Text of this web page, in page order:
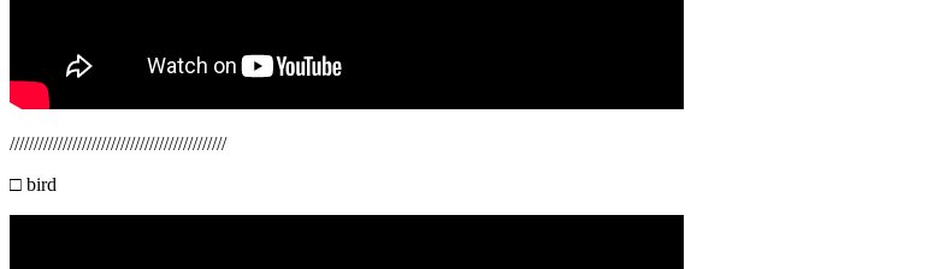
/////////////////////////////////////////////
□ bird